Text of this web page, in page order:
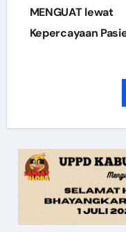
MENGUAT lewat
Kepercayaan